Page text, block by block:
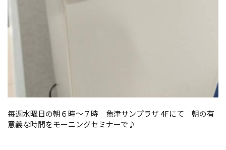
毎週水曜日の朝６時～７時 魚津サンプラザ 4Fにて 朝の有
意義な時間をモーニングセミナーで♪